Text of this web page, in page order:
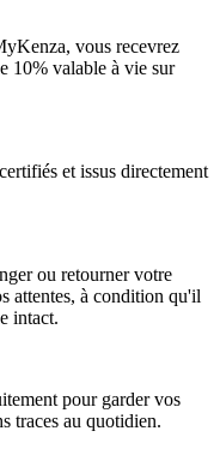
vous recevrez
10% valable à vie sur
et issus directement
ou retourner votre
attentes, à condition qu'il
intact.
pour garder vos
traces au quotidien.